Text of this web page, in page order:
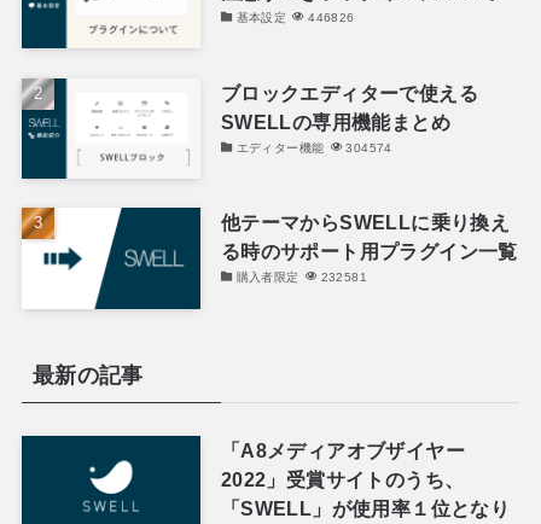
基本設定 446826
ブロックエディターで使える
SWELLの専用機能まとめ
エディター機能 304574
他テーマからSWELLに乗り換え
る時のサポート用プラグイン一覧
購入者限定 232581
最新の記事
「A8メディアオブザイヤー
2022」受賞サイトのうち、
「SWELL」が使用率１位となり